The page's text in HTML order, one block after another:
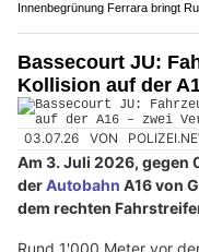
Innenbegrünung Ferrara bringt
Bassecourt JU:
Kollision auf der
03.07.26 VON
Am 3. Juli 2026, gegen
derAutobahn A16 von
dem rechten
Rund 1'000 Meter vor